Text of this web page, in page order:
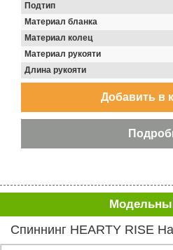
Подтип
Материал бланка
Материал колец
Материал рукояти
Длина рукояти
Спиннинг HEARTY RISE